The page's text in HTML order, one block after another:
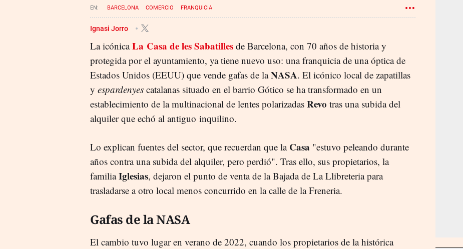
BARCELONA COMERCIO FRANQUICIA
Ignasi Jorro
La icónicaLa Casa de les Sabatilles de Barcelona, con 70 años de historia y
protegida por el ayuntamiento, ya tiene nuevo uso: una franquicia de una óptica de
Estados Unidos (EEUU) que vende gafas de laNASA. El icónico local de zapatillas
y espardenyes catalanas situado en el barrio Gótico se ha transformado en un
establecimiento de la multinacional de lentes polarizadas Revo tras una subida del
alquiler que echó al antiguo inquilino.
Lo explican fuentes del sector, que recuerdan que la Casa "estuvo peleando durante
años contra una subida del alquiler, pero perdió". Tras ello, sus propietarios, la
familiaIglesias, dejaron el punto de venta de la Bajada de La Llibreteria para
trasladarse a otro local menos concurrido en la calle de la Freneria.
Gafas de la NASA
El cambio tuvo lugar en verano de 2022, cuando los propietarios de la histórica